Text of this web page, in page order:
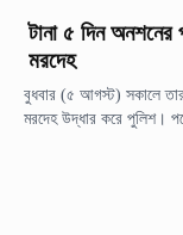
টানা ৫ দিন
মরদেহ
বুধবার (৫ আগস্ট) সকালে তার
মরদেহ উদ্ধার করে পুলিশ।